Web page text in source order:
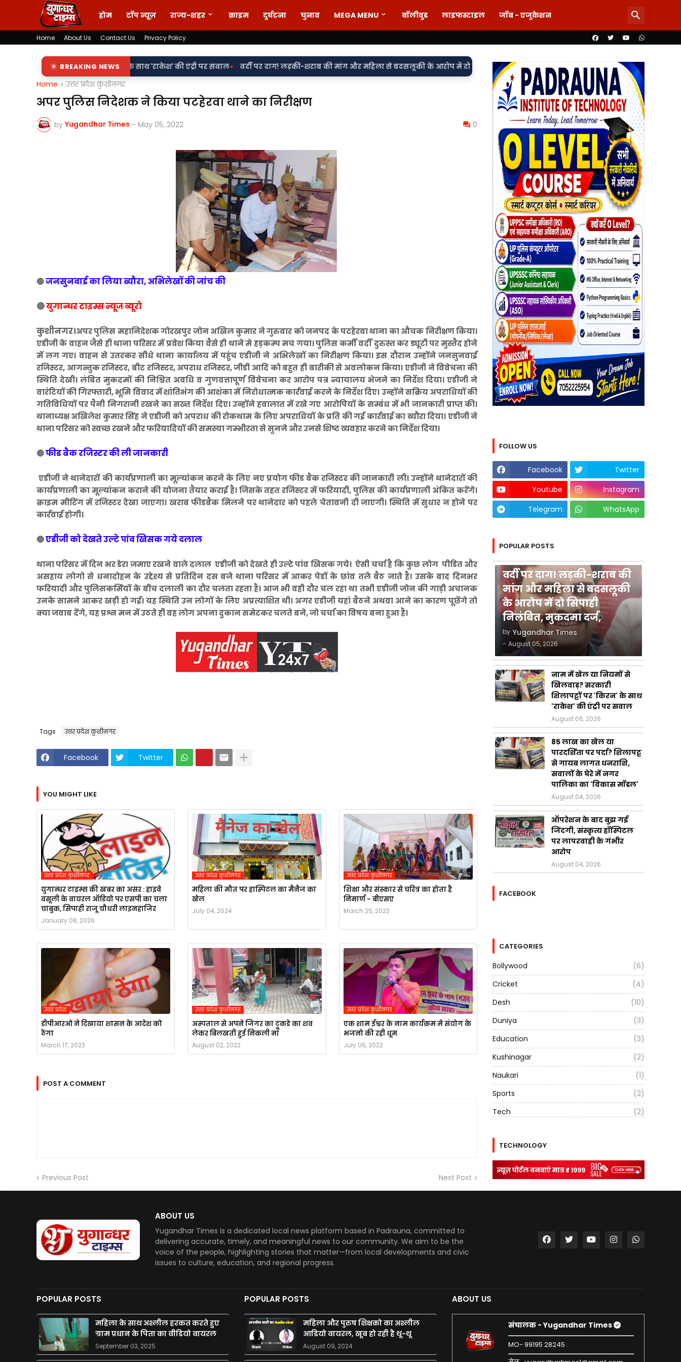
होम टॉप न्यूज़ राज्य-शहर क्राइम दुर्घटना चुनाव MEGA MENU बॉलीवुड लाइफस्टाइल जॉब - एजुकेशन
Home About Us Contact Us Privacy Policy
BREAKING NEWS
पर 'किरन' के साथ 'राकेश' की एंट्री पर सवाल• वर्दी पर दाग! लड़की-शराब की मांग और महिला से बदसलूकी के आरोप में दो सिपाही निलंबित, मुकदमा दर्ज,• 85 लाख का खेल या पारदर्शिता पर पर्दा? शिलापट्ट
Home उत्तर प्रदेश कुशीनगर
अपर पुलिस निदेशक ने किया पटहेरवा थाने का निरीक्षण
by Yugandhar Times - May 05, 2022 0
🔴जनसुनवाई का लिया ब्यौरा, अभिलेखों की जांच की
🔴युगान्धर टाइम्स न्यूज व्यूरो
कुशीनगर।अपर पुलिस महानिदेशक गोरखपुर जोन अखिल कुमार ने गुरुवार को जनपद के पटहेरवा थाना का औचक निरीक्षण किया।
एडीजी के वाहन जैसे ही थाना परिसर में प्रवेश किया वैसे ही थाने मे हड़कम्प मच गया। पुलिस कर्मी वर्दी दुरुस्त कर ड्यूटी पर मुस्तैद होने
में लग गए। वाहन से उतरकर सीधे थाना कार्यालय में पहुंच एडीजी ने अभिलेखों का निरीक्षण किया। इस दौरान उन्होंने जनसुनवाई
रजिस्टर, आगन्तुक रजिस्टर, बीट रजिस्टर, अपराध रजिस्टर, जीडी आदि को बहुत ही बारीकी से अवलोकन किया। एडीजी ने विवेचना की
स्थिति देखी। लंबित मुकदमों की निश्चित अवधि व गुणवत्तापूर्ण विवेचना कर आरोप पत्र न्यायालय भेजने का निर्देश दिया। एडीजी ने
वारंटियों की गिरफ्तारी, भूमि विवाद में शांतिभंग की आशंका में निरोधात्मक कार्रवाई करने के निर्देश दिए। उन्होंने सक्रिय अपराधियों की
गतिविधियों पर पैनी निगरानी रखने का सख्त निर्देश दिए। उन्होंने हवालात में रखे गए आरोपियों के सम्बंध में भी जानकारी प्राप्त की।
थानाध्यक्ष अखिलेश कुमार सिंह ने एडीजी को अपराध की रोकथाम के लिए अपराधियों के प्रति की गई कार्रवाई का ब्यौरा दिया। एडीजी ने
थाना परिसर को स्वच्छ रखने और फरियादियों की समस्या गम्भीरता से सुनने और उनसे शिष्ट व्यवहार करने का निर्देश दिया।
🔴फीड बैक रजिस्टर की ली जानकारी
एडीजी ने थानेदारों की कार्यप्रणाली का मूल्यांकन करने के लिए नए प्रयोग फीड बैक रजिस्टर की जानकारी ली। उन्‍होंने थानेदारों की
कार्यप्रणाली का मूल्यांकन कराने की योजना तैयार कराई है। जिसके तहत रजिस्टर में फरियादी, पुलिस की कार्यप्रणाली अंकित करेंगे।
क्राइम मीटिंग में रजिस्टर देखा जाएगा। खराब फीडबैक मिलने पर थानेदार काे पहले चेतावनी दी जाएगी। स्थिति में सुधार न होने पर
कार्रवाई होगी।
🔴एडीजी को देखते उल्टे पांव खिसक गये दलाल
थाना परिसर में दिन भर डेरा जमाए रखने वाले दलाल एडीजी को देखते ही उल्टे पांव खिसक गये। ऐसी चर्चा है कि कुछ लोग पीडित और
असहाय लोगो से धनादोहन के उद्देश्य से प्रतिदिन दस बजे थाना परिसर में आकर पेडों के छांव तले बैठ जाते है। उसके बाद दिनभर
फरियादी और पुलिसकर्मियों के बीच दलाली का दौर चलता रहता है। आज भी वही दौर चल रहा था तभी एडीजी जोन की गाड़ी अचानक
उनके सामने आकर खड़ी हो गई। यह स्थिति उन लोगों के लिए अप्रत्याशित थी। अगर एडीजी यहां बैठने अथवा आने का कारण पूछेंगे तो
क्या जवाब देंगे, यह प्रश्न मन में उठते ही वह लोग अपना दुकान समेटकर चलते बने, जो चर्चा का विषय बना हुआ है।
Tags उत्तर प्रदेश कुशीनगर
Facebook Twitter
YOU MIGHT LIKE
उत्तर प्रदेश कुशीनगर
युगान्धर टाइम्स की खबर का असर : हाइवे
वसूली के वायरल ऑडियो पर एसपी का चला
चाबुक, सिपाही राजू चौधरी लाइनहाजिर
January 08, 2026
उत्तर प्रदेश कुशीनगर
महिला की मौत पर हास्पिटल का मैनैज का
खेल
July 04, 2024
उत्तर प्रदेश कुशीनगर
शिक्षा और संस्कार से चरित्र का होता है
निमार्ण - बीएसए
March 25, 2023
उत्तर प्रदेश
डीपीआरओ ने दिखाया शासन के आदेश को
ठेंगा
March 17, 2023
उत्तर प्रदेश कुशीनगर
अस्पताल से अपने जिगर का टुकडे का शव
लेकर बिलखती हुई निकली माँ
August 02, 2022
उत्तर प्रदेश कुशीनगर
एक शाम ईश्वर के नाम कार्यक्रम मे संयोग के
भजनो की रही धूम
July 06, 2022
POST A COMMENT
Previous Post Next Post
FOLLOW US
Facebook
Twitter
Youtube
Instagram
Telegram
WhatsApp
POPULAR POSTS
वर्दी पर दाग! लड़की-शराब की
मांग और महिला से बदसलूकी
के आरोप में दो सिपाही
निलंबित, मुकदमा दर्ज,
by Yugandhar Times
- August 05, 2026
नाम में खेल या नियमों से
खिलवाड़? सरकारी
शिलापट्टों पर 'किरन' के साथ
'राकेश' की एंट्री पर सवाल
August 06, 2026
85 लाख का खेल या
पारदर्शिता पर पर्दा? शिलापट्ट
से गायब लागत धनराशि,
सवालों के घेरे में नगर
पालिका का 'विकास मॉडल'
August 04, 2026
ऑपरेशन के बाद बुझ गई
जिंदगी, संस्कृत्य हॉस्पिटल
पर लापरवाही के गंभीर
आरोप
August 04, 2026
FACEBOOK
CATEGORIES
Bollywood
(6)
Cricket
(4)
Desh
(10)
Duniya
(3)
Education
(3)
Kushinagar
(2)
Naukari
(1)
Sports
(2)
Tech
(2)
TECHNOLOGY
ABOUT US
Yugandhar Times is a dedicated local news platform based in Padrauna, committed to
delivering accurate, timely, and meaningful news to our community. We aim to be the
voice of the people, highlighting stories that matter—from local developments and civic
issues to culture, education, and regional progress.
POPULAR POSTS
महिला के साथ अश्लील हरकत करते हुए
ग्राम प्रधान के पिता का वीडियो वायरल
September 03, 2025
POPULAR POSTS
महिला और पुरुष शिक्षको का अश्लील
आडियो वायरल, खूब हो रही है थू-थू
August 09, 2024
ABOUT US
संचालक - Yugandhar Times
MO- 99195 28245